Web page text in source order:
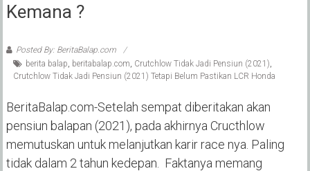
Kemana ?
Posted By: BeritaBalap.com
berita balap beritabalap.com Crutchlow Tidak Jadi Pensiun (2021)
Crutchlow Tidak Jadi Pensiun (2021) Tetapi Belum Pastikan LCR Honda
BeritaBalap.com-Setelah sempat diberitakan akan
pensiun balapan (2021), pada akhirnya Cructhlow
memutuskan untuk melanjutkan karir race nya. Paling
tidak dalam 2 tahun kedepan. Faktanya memang